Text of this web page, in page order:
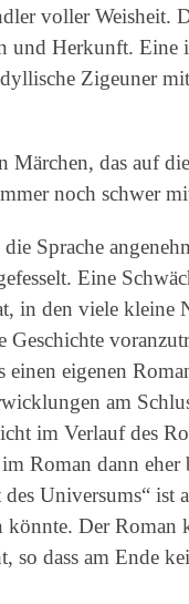
voller Weisheit.
und Herkunft. Eine
Zigeuner
Märchen, das auf
noch schwer
Sprache
Eine
in den viele kleine
eigenen
am
im Verlauf des
Roman dann
Universums“ ist
Der Roman
so dass am Ende